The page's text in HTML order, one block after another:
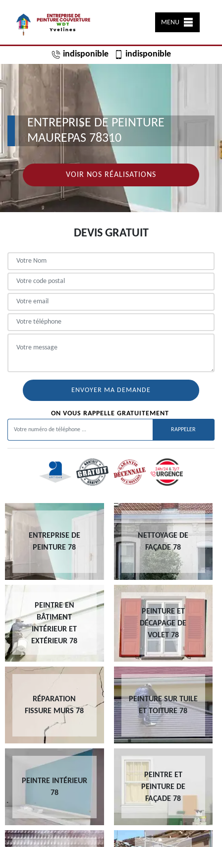
MENU
indisponible indisponible
ENTREPRISE DE PEINTURE
MAUREPAS 78310
VOIR NOS RÉALISATIONS
DEVIS GRATUIT
ON VOUS RAPPELLE GRATUITEMENT
ENTREPRISE DE
PEINTURE 78
NETTOYAGE DE
FAÇADE 78
PEINTRE EN
BÂTIMENT
INTÉRIEUR ET
EXTÉRIEUR 78
PEINTURE ET
DÉCAPAGE DE
VOLET 78
RÉPARATION
FISSURE MURS 78
PEINTURE SUR TUILE
ET TOITURE 78
PEINTRE INTÉRIEUR
78
PEINTRE ET
PEINTURE DE
FAÇADE 78